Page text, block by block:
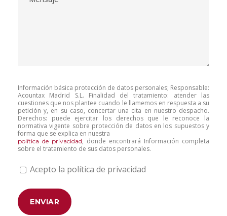
Información básica protección de datos personales; Responsable:
Acountax Madrid S.L. Finalidad del tratamiento: atender las
cuestiones que nos plantee cuando le llamemos en respuesta a su
petición y, en su caso, concertar una cita en nuestro despacho.
Derechos: puede ejercitar los derechos que le reconoce la
normativa vigente sobre protección de datos en los supuestos y
forma que se explica en nuestra
política de privacidad, donde encontrará Información completa
sobre el tratamiento de sus datos personales.
Acepto la política de privacidad